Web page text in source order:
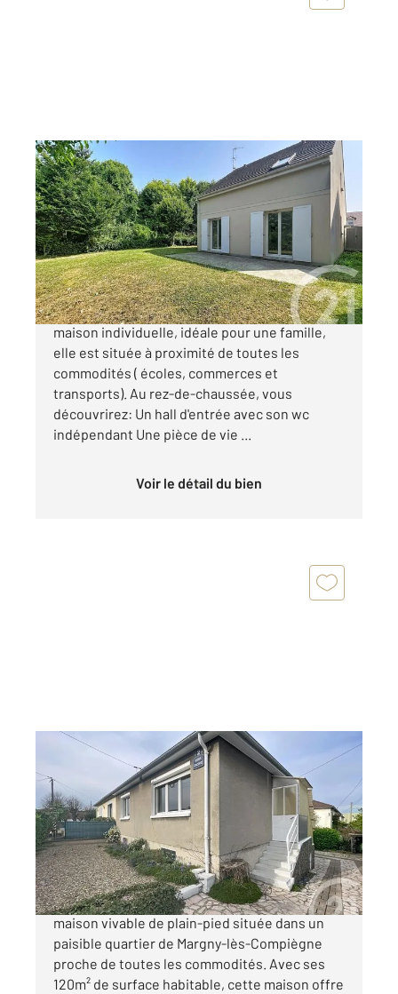
MARGNY LES COMPIEGNE 60
89 m2, 5 pièces
Ref : 18247
Maison à vendre
265 000 €
Margny Les Compiègne Découvrez cette
maison individuelle, idéale pour une famille,
elle est située à proximité de toutes les
commodités ( écoles, commerces et
transports). Au rez-de-chaussée, vous
découvrirez: Un hall d'entrée avec son wc
indépendant Une pièce de vie ...
Voir le détail du bien
MARGNY LES COMPIEGNE 60
, 5 pièces
Ref : 17846
Maison à vendre
172 000 €
MARGNY-LES-COMPIEGNE Découvrez cette
maison vivable de plain-pied située dans un
paisible quartier de Margny-lès-Compiègne
proche de toutes les commodités. Avec ses
120m² de surface habitable, cette maison offre